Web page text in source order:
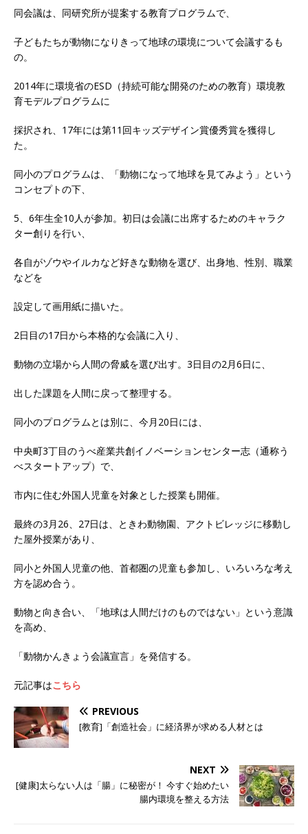
同会議は、同研究所が提案する教育プログラムで、
子どもたちが動物になりきって地球の環境について会議するも
の。
2014年に環境省のESD（持続可能な開発のための教育）環境教
育モデルプログラムに
採択され、17年には第11回キッズデザイン賞優秀賞を獲得し
た。
同小のプログラムは、「動物になって地球を見てみよう」という
コンセプトの下、
5、6年生全10人が参加。初日は会議に出席するためのキャラク
ター創りを行い、
各自がゾウやイルカなど好きな動物を選び、出身地、性別、職業
などを
設定して画用紙に描いた。
2日目の17日から本格的な会議に入り、
動物の立場から人間の脅威を選び出す。3日目の2月6日に、
出した課題を人間に戻って整理する。
同小のプログラムとは別に、今月20日には、
中央町3丁目のうべ産業共創イノベーションセンター志（通称う
べスタートアップ）で、
市内に住む外国人児童を対象とした授業も開催。
最終の3月26、27日は、ときわ動物園、アクトビレッジに移動し
た屋外授業があり、
同小と外国人児童の他、首都圏の児童も参加し、いろいろな考え
方を認め合う。
動物と向き合い、「地球は人間だけのものではない」という意識
を高め、
「動物かんきょう会議宣言」を発信する。
元記事はこちら
PREVIOUS
[教育]「創造社会」に経済界が求める人材とは
NEXT
[健康]太らない人は「腸」に秘密が！ 今すぐ始めたい
腸内環境を整える方法